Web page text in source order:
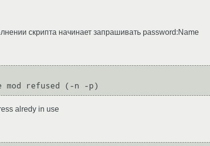
скрипта начинает запрашивать password:Name
alredy in use